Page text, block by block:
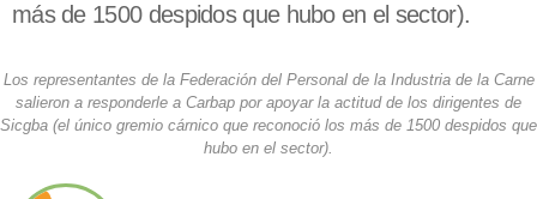
más de 1500 despidos que hubo en el sector).
Los representantes de la Federación del Personal de la Industria de la Carne
salieron a responderle a Carbap por apoyar la actitud de los dirigentes de
Sicgba (el único gremio cárnico que reconoció los más de 1500 despidos que
hubo en el sector).